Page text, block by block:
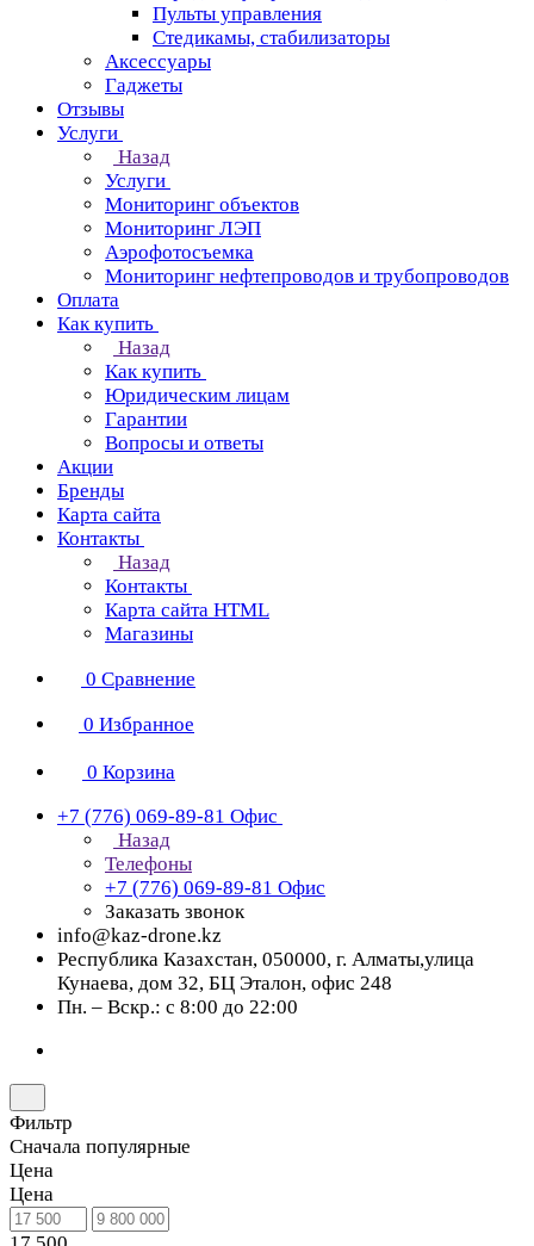
Пульты управления
Стедикамы, стабилизаторы
Аксессуары
Гаджеты
Отзывы
Услуги
Назад
Услуги
Мониторинг объектов
Мониторинг ЛЭП
Аэрофотосъемка
Мониторинг нефтепроводов и трубопроводов
Оплата
Как купить
Назад
Как купить
Юридическим лицам
Гарантии
Вопросы и ответы
Акции
Бренды
Карта сайта
Контакты
Назад
Контакты
Карта сайта HTML
Магазины
0 Сравнение
0 Избранное
0 Корзина
+7 (776) 069-89-81 Офис
Назад
Телефоны
+7 (776) 069-89-81 Офис
Заказать звонок
info@kaz-drone.kz
Республика Казахстан, 050000, г. Алматы,улица
Кунаева, дом 32, БЦ Эталон, офис 248
Пн. – Вскр.: с 8:00 до 22:00
Фильтр
Сначала популярные
Цена
Цена